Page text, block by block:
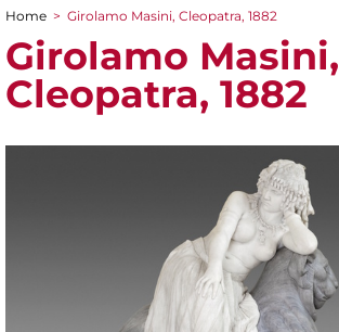
Tu sei qui
Home > Girolamo Masini, Cleopatra, 1882
Girolamo Masini,
Cleopatra, 1882